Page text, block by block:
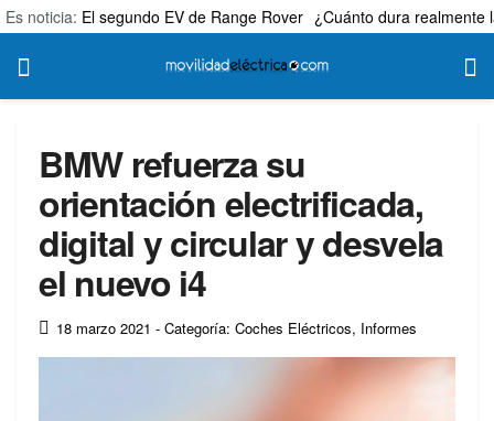
Es noticia: El segundo EV de Range Rover ¿Cuánto dura realmente
BMW refuerza su
orientación electrificada,
digital y circular y desvela
el nuevo i4
18 marzo 2021 - Categoría: Coches Eléctricos, Informes